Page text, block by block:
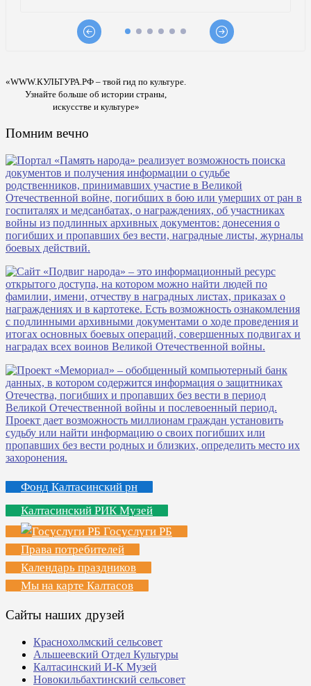
«WWW.КУЛЬТУРА.РФ – твой гид по культуре.
Узнайте больше об истории страны,
искусстве и культуре»
Помним вечно
Фонд Калтасинский рн
Калтасинский РИК Музей
Госуслуги РБ
Права потребителей
Календарь праздников
Мы на карте Калтасов
Сайты наших друзей
Краснохолмский сельсовет
Альшеевский Отдел Культуры
Калтасинский И-К Музей
Новокильбахтинский сельсовет